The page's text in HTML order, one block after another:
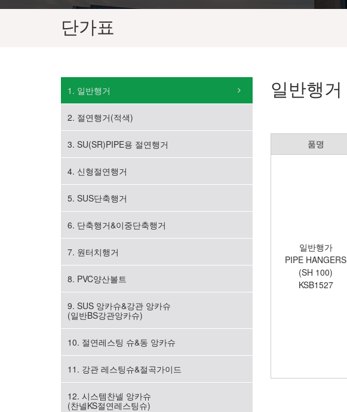
단가표
1. 일반행거
2. 절연행거(적색)
3. SU(SR)PIPE용 절연행거
4. 신형절연행거
5. SUS단축행거
6. 단축행거&이중단축행거
7. 원터치행거
8. PVC양산볼트
9. SUS 앙카슈&강관 앙카슈
(일반BS강관앙카슈)
10. 절연레스팅 슈&동 앙카슈
11. 강관 레스팅슈&절곡가이드
12. 시스템찬넬 앙카슈
(찬넬KS절연레스팅슈)
일반행거
품명
일반행가
PIPE HANGERS
(SH 100)
KSB1527